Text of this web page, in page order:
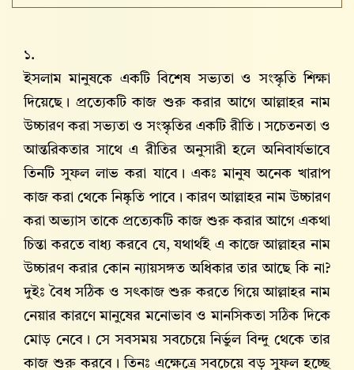
১.
ইসলাম মানুষকে একটি বিশেষ সভ্যতা ও সংস্কৃতি শিক্ষা
দিয়েছে। প্রত্যেকটি কাজ শুরু করার আগে আল্লাহর নাম
উচ্চারণ করা সভ্যতা ও সংস্কৃতির একটি রীতি। সচেতনতা ও
আন্তরিকতার সাথে এ রীতির অনুসারী হলে অনিবার্যভাবে
তিনটি সুফল লাভ করা যাবে। একঃ মানুষ অনেক খারাপ
কাজ করা থেকে নিষ্কৃতি পাবে। কারণ আল্লাহর নাম উচ্চারণ
করা অভ্যাস তাকে প্রত্যেকটি কাজ শুরু করার আগে একথা
চিন্তা করতে বাধ্য করবে যে, যথার্থই এ কাজে আল্লাহর নাম
উচ্চারণ করার কোন ন্যায়সঙ্গত অধিকার তার আছে কি না?
দুইঃ বৈধ সঠিক ও সৎকাজ শুরু করতে গিয়ে আল্লাহর নাম
নেয়ার কারণে মানুষের মনোভাব ও মানসিকতা সঠিক দিকে
মোড় নেবে। সে সবসময় সবচেয়ে নির্ভুল বিন্দু থেকে তার
কাজ শুরু করবে। তিনঃ এক্ষেত্রে সবচেয়ে বড় সুফল হচ্ছে